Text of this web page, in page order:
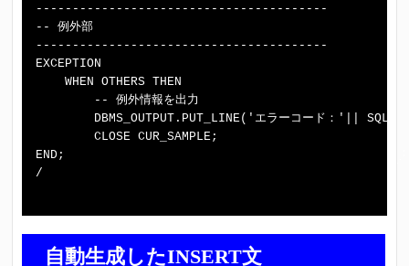
----------------------------------------
-- 例外部
----------------------------------------
EXCEPTION
    WHEN OTHERS THEN
        -- 例外情報を出力
DBMS_OUTPUT.PUT_LINE('エラーコード：'||
        CLOSE CUR_SAMPLE;
END;
/
自動生成したINSERT文